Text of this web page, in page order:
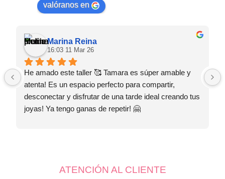
valóranos en
Marina Reina
16:03 11 Mar 26
He amado este taller 🥰 Tamara es súper amable y
atenta! Es un espacio perfecto para compartir,
desconectar y disfrutar de una tarde ideal creando tus
joyas! Ya tengo ganas de repetir! 🤗
ATENCIÓN AL CLIENTE